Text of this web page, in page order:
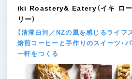
iki Roastery& Eatery（イキ ロー
リー）
【清澄白河／NZの風を感じるライフ
焙煎コーヒーと手作りのスイーツ・
一軒をつくる